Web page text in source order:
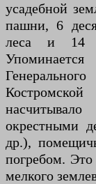
усадебной
пашни, 6
леса и 14
окрестными
др.),
погребом. Это
мелкого